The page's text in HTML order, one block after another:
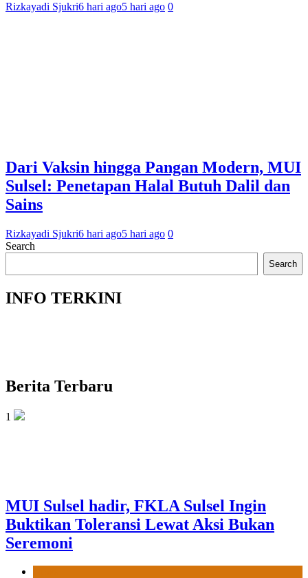
Rizkayadi Sjukri6 hari ago5 hari ago 0
Dari Vaksin hingga Pangan Modern, MUI
Sulsel: Penetapan Halal Butuh Dalil dan
Sains
Rizkayadi Sjukri6 hari ago5 hari ago 0
Search
Search
INFO TERKINI
Berita Terbaru
1
MUI Sulsel hadir, FKLA Sulsel Ingin
Buktikan Toleransi Lewat Aksi Bukan
Seremoni